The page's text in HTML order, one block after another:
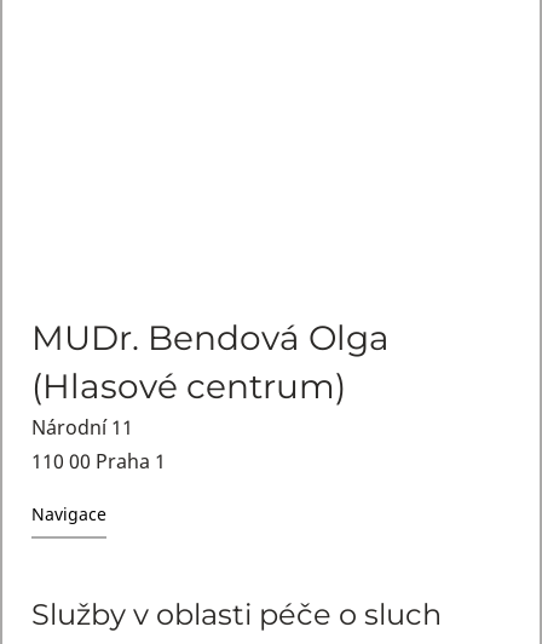
MUDr. Bendová Olga
(Hlasové centrum)
Národní 11
110 00 Praha 1
Navigace
Služby v oblasti péče o sluch